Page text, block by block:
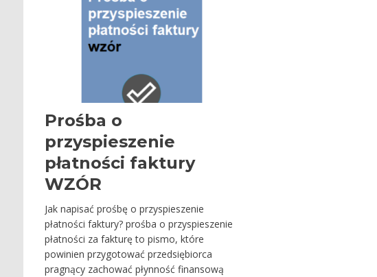
Prośba o
przyspieszenie
płatności faktury
WZÓR
Jak napisać prośbę o przyspieszenie
płatności faktury? prośba o przyspieszenie
płatności za fakturę to pismo, które
powinien przygotować przedsiębiorca
pragnący zachować płynność finansową